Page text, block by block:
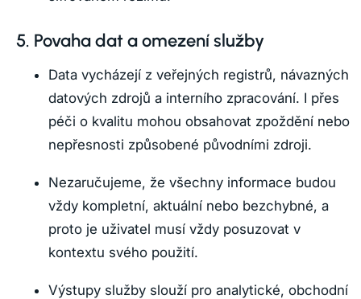
5. Povaha dat a omezení služby
Data vycházejí z veřejných registrů, návazných
datových zdrojů a interního zpracování. I přes
péči o kvalitu mohou obsahovat zpoždění nebo
nepřesnosti způsobené původními zdroji.
Nezaručujeme, že všechny informace budou
vždy kompletní, aktuální nebo bezchybné, a
proto je uživatel musí vždy posuzovat v
kontextu svého použití.
Výstupy služby slouží pro analytické, obchodní